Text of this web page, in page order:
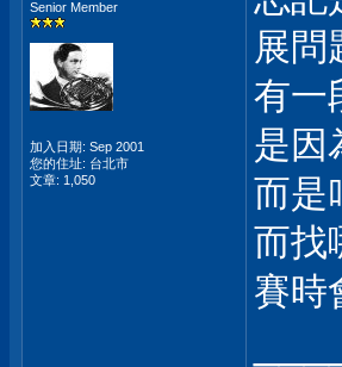
Senior Member
加入日期: Sep 2001
您的住址: 台北市
文章: 1,050
展問
有一
是因
而是
而找
賽時